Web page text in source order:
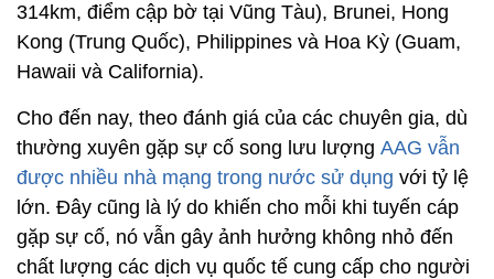
314km, điểm cập bờ tại Vũng Tàu), Brunei, Hong
Kong (Trung Quốc), Philippines và Hoa Kỳ (Guam,
Hawaii và California).
Cho đến nay, theo đánh giá của các chuyên gia, dù
thường xuyên gặp sự cố song lưu lượng AAG vẫn
được nhiều nhà mạng trong nước sử dụng với tỷ lệ
lớn. Đây cũng là lý do khiến cho mỗi khi tuyến cáp
gặp sự cố, nó vẫn gây ảnh hưởng không nhỏ đến
chất lượng các dịch vụ quốc tế cung cấp cho người